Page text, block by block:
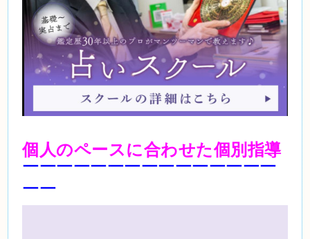
個人のペースに合わせた個別指導
￣￣￣￣￣￣￣￣￣￣￣￣￣￣￣
￣￣